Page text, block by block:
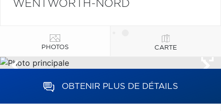
WENTWORTH-NORD
PHOTOS CARTE
OBTENIR PLUS DE DÉTAILS